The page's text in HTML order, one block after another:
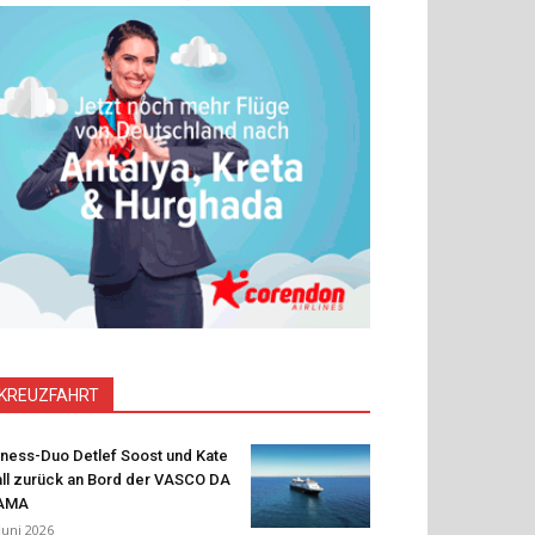
KREUZFAHRT
Duo Detlef Soost und Kate
zurück an Bord der VASCO DA
2026